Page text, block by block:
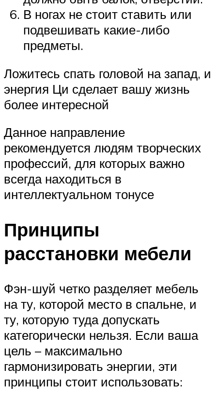
В ногах не стоит ставить или
подвешивать какие-либо
предметы.
Ложитесь спать головой на запад, и
энергия Ци сделает вашу жизнь
более интересной
Данное направление
рекомендуется людям творческих
профессий, для которых важно
всегда находиться в
интеллектуальном тонусе
Принципы
расстановки мебели
Фэн-шуй четко разделяет мебель
на ту, которой место в спальне, и
ту, которую туда допускать
категорически нельзя. Если ваша
цель – максимально
гармонизировать энергии, эти
принципы стоит использовать: